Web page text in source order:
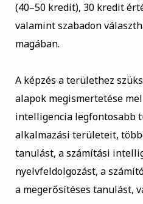
(40–50 kredit), 30 kredit
valamint szabadon
magában.
A képzés a területhez
alapok megismertetése
intelligencia legfontosabb
alkalmazási területeit,
tanulást, a számítási
nyelvfeldolgozást, a
a megerősítéses tanulást,